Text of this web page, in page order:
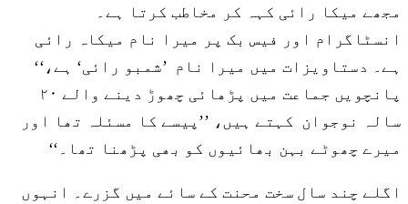
مجھے میکا رائی کہہ کر مخاطب کرتا ہے۔
انسٹاگرام اور فیس بک پر میرا نام میکاہ رائی
ہے۔ دستاویزات میں میرا نام ’شمبو رائی‘ ہے،‘‘
پانچویں جماعت میں پڑھائی چھوڑ دینے والے ۲۰
سالہ نوجوان کہتے ہیں، ’’پیسے کا مسئلہ تھا اور
میرے چھوٹے بہن بھائیوں کو بھی پڑھنا تھا۔‘‘
اگلے چند سال سخت محنت کے سائے میں گزرے۔ انہوں